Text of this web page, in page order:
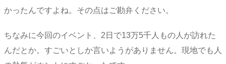
かったんですよね。その点はご勘弁ください。
ちなみに今回のイベント、2日で13万5千人もの人が訪れた
んだとか。すごいとしか言いようがありません。現地でも人